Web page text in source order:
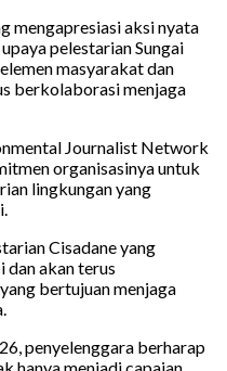
mengapresiasi aksi nyata
pelestarian Sungai
masyarakat dan
berkolaborasi menjaga
Journalist Network
organisasinya untuk
lingkungan yang
Cisadane yang
dan akan terus
bertujuan menjaga
penyelenggara berharap